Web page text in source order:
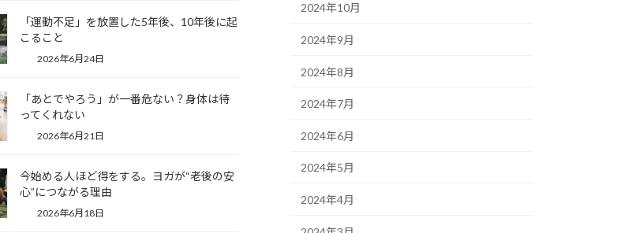
「運動不足」を放置した5年後、10年後に起
こること
2026年6月24日
「あとでやろう」が一番危ない？身体は待
ってくれない
2026年6月21日
今始める人ほど得をする。ヨガが“老後の安
心”につながる理由
2026年6月18日
2024年10月
2024年9月
2024年8月
2024年7月
2024年6月
2024年5月
2024年4月